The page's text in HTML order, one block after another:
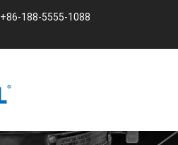
+86-188-5555-1088